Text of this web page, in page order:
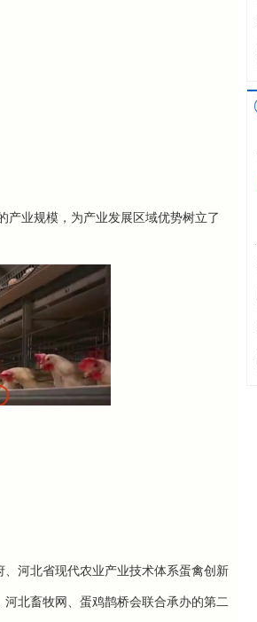
产业规模，为产业发展区域优势树立了
河北省现代农业产业技术体系蛋禽创新
北畜牧网、蛋鸡鹊桥会联合承办的第二